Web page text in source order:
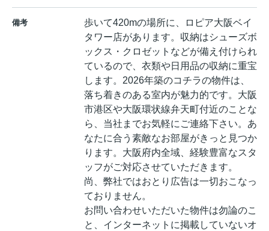
備考
歩いて420mの場所に、ロピア大阪ベイ
タワー店があります。収納はシューズボ
ックス・クロゼットなどが備え付けられ
ているので、衣類や日用品の収納に重宝
します。2026年築のコチラの物件は、
落ち着きのある室内が魅力的です。大阪
市港区や大阪環状線弁天町付近のことな
ら、当社までお気軽にご連絡下さい。あ
なたに合う素敵なお部屋がきっと見つか
ります。大阪府内全域、経験豊富なスタ
ッフがご対応させていただきます。
尚、弊社ではおとり広告は一切おこなっ
ておりません。
お問い合わせいただいた物件は勿論のこ
と、インターネットに掲載していないオ